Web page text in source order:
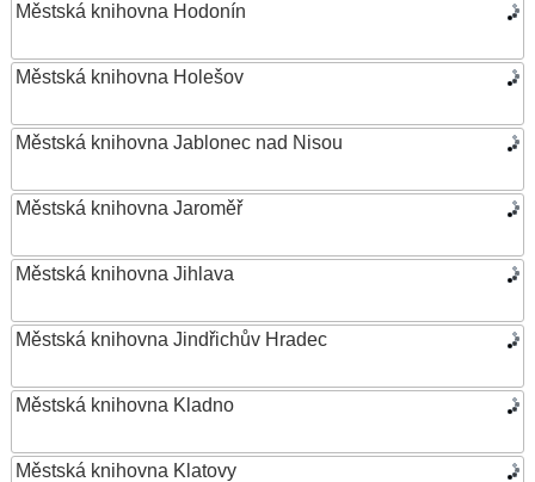
Městská knihovna Hodonín
Městská knihovna Holešov
Městská knihovna Jablonec nad Nisou
Městská knihovna Jaroměř
Městská knihovna Jihlava
Městská knihovna Jindřichův Hradec
Městská knihovna Kladno
Městská knihovna Klatovy